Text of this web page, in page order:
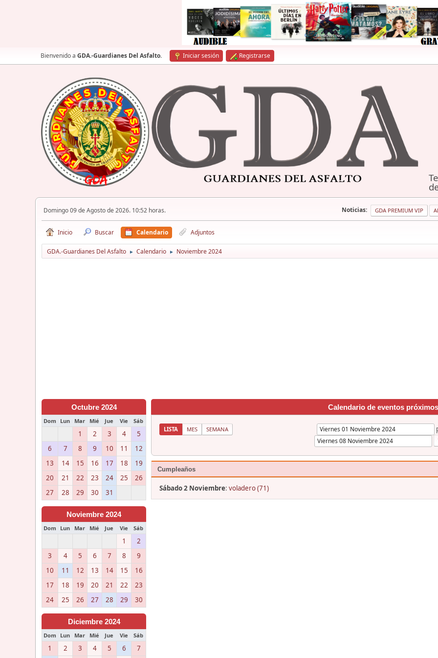
Bienvenido a GDA.-Guardianes Del Asfalto. Iniciar sesión Registrarse
Domingo 09 de Agosto de 2026. 10:52 horas. Noticias: GDA PREMIUM VIP
Inicio Buscar Calendario Adjuntos
GDA.-Guardianes Del Asfalto ► Calendario ► Noviembre 2024
Octubre 2024
Dom Lun Mar Mié Jue Vie Sáb
1 2 3 4
5
6
7 8 9 10 11
12
13
14 15 16 17 18
19
20
21 22 23 24 25
26
27
28 29 30 31
Noviembre 2024
Dom Lun Mar Mié Jue Vie Sáb
1
2
3
4 5 6 7 8
9
10
11 12 13 14 15
16
17
18 19 20 21 22
23
24
25 26 27 28 29 30
Diciembre 2024
Dom Lun Mar Mié Jue Vie Sáb
1 2 3 4 5 6 7
Calendario de eventos próximos
LISTA MES SEMANA
Cumpleaños
Sábado 2 Noviembre: voladero (71)